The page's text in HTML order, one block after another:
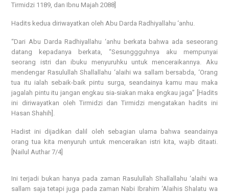
Tirmidzi 1189, dan Ibnu Majah 2088]
Hadits kedua diriwayatkan oleh Abu Darda Radhiyallahu ‘anhu.
“Dari Abu Darda Radhiyallahu ‘anhu berkata bahwa ada seseorang
datang kepadanya berkata, “Sesunggguhnya aku mempunyai
seorang istri dan ibuku menyuruhku untuk menceraikannya. Aku
mendengar Rasulullah Shallallahu ‘alaihi wa sallam bersabda, ‘Orang
tua itu ialah sebaik-baik pintu surga, seandainya kamu mau maka
jagalah pintu itu jangan engkau sia-siakan maka engkau jaga” [Hadits
ini diriwayatkan oleh Tirmidzi dan Tirmidzi mengatakan hadits ini
Hasan Shahih].
Hadist ini dijadikan dalil oleh sebagian ulama bahwa seandainya
orang tua kita menyuruh untuk menceraikan istri kita, wajib ditaati.
[Nailul Authar 7/4]
Ini terjadi bukan hanya pada zaman Rasulullah Shallallahu ‘alaihi wa
sallam saja tetapi juga pada zaman Nabi Ibrahim ‘Alaihis Shalatu wa